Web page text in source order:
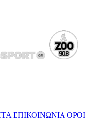
ΕΠΙΚΟΙΝΩΝΙΑ ΟΡΟΙ